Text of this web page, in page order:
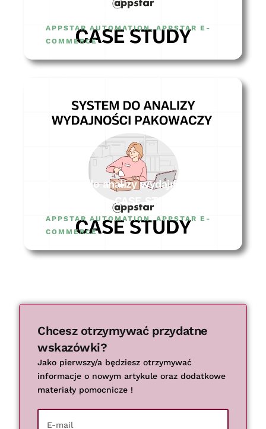
APPSTAR AUTOMATION,APPSTAR E-
COMMERCE
System do analizy wydajności
pakowaczy – CASE STUDY
APPSTAR AUTOMATION,APPSTAR E-
COMMERCE
Chcesz otrzymywać przydatne
wskazówki?
Jako pierwszy/a będziesz otrzymywać
informacje o nowym artykule oraz dodatkowe
materiały pomocnicze !